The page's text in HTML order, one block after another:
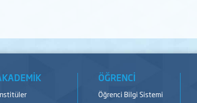
ÖĞRENCİ
Öğrenci Bilgi Sistemi